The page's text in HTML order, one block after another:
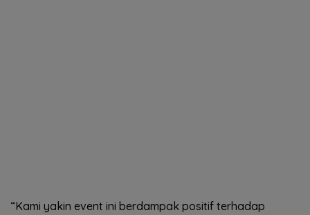
“Kami yakin event ini berdampak positif terhadap